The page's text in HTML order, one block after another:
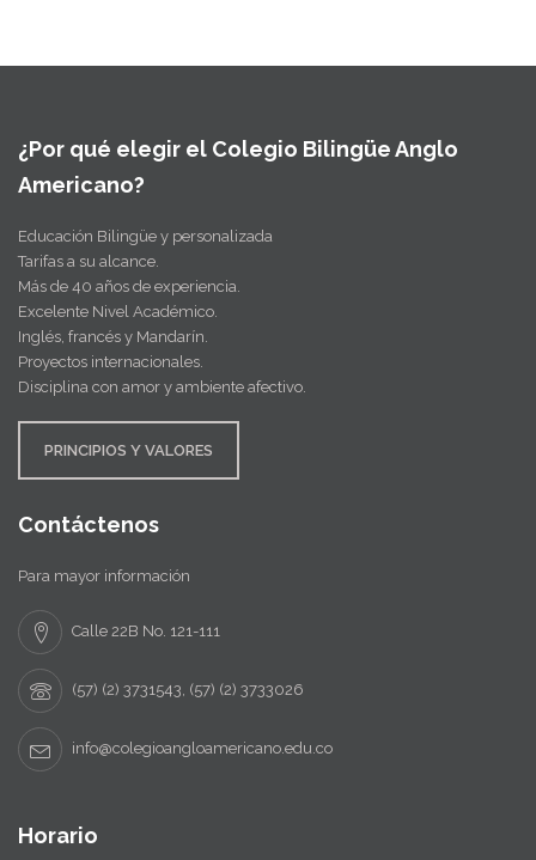
¿Por qué elegir el Colegio Bilingüe Anglo
Americano?
Educación Bilingüe y personalizada
Tarifas a su alcance.
Más de 40 años de experiencia.
Excelente Nivel Académico.
Inglés, francés y Mandarín.
Proyectos internacionales.
Disciplina con amor y ambiente afectivo.
PRINCIPIOS Y VALORES
Contáctenos
Para mayor información
Calle 22B No. 121-111
(57) (2) 3731543, (57) (2) 3733026
info@colegioangloamericano.edu.co
Horario